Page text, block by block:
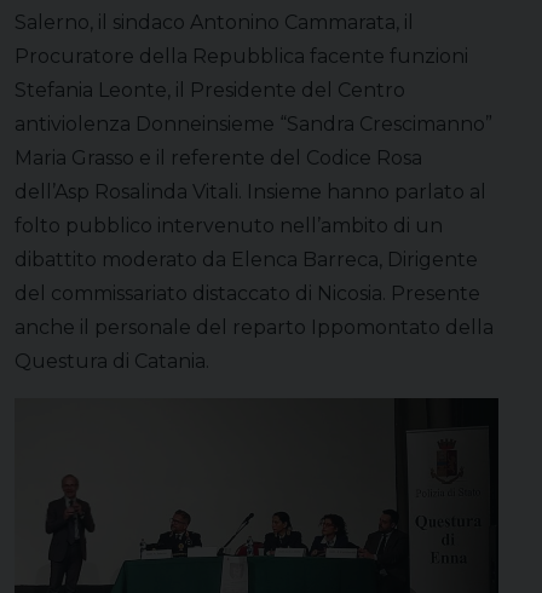
Salerno, il sindaco Antonino Cammarata, il
Procuratore della Repubblica facente funzioni
Stefania Leonte, il Presidente del Centro
antiviolenza Donneinsieme “Sandra Crescimanno”
Maria Grasso e il referente del Codice Rosa
dell’Asp Rosalinda Vitali. Insieme hanno parlato al
folto pubblico intervenuto nell’ambito di un
dibattito moderato da Elenca Barreca, Dirigente
del commissariato distaccato di Nicosia. Presente
anche il personale del reparto Ippomontato della
Questura di Catania.